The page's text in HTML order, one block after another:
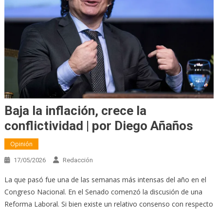
Baja la inflación, crece la
conflictividad | por Diego Añaños
Opinión
17/05/2026 Redacción
La que pasó fue una de las semanas más intensas del año en el
Congreso Nacional. En el Senado comenzó la discusión de una
Reforma Laboral. Si bien existe un relativo consenso con respecto